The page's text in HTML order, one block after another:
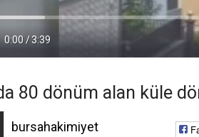
Süre
0:00/Toplam
3:39
:
80 dönüm alan küle
bursahakimiyet